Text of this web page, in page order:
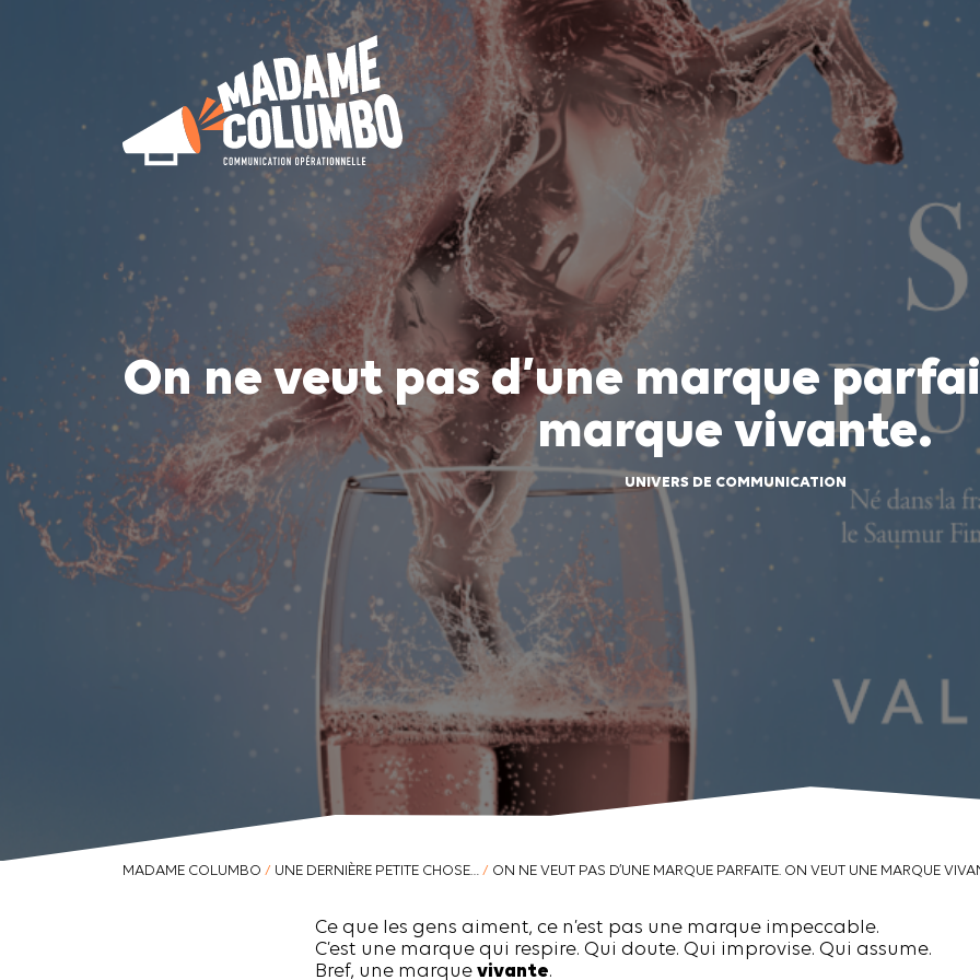
On ne veut pas d’une marque
marque vivante.
UNIVERS DE COMMUNICATION
MADAME COLUMBO / UNE DERNIÈRE PETITE CHOSE… / ON NE VEUT PAS D’UNE MARQUE PARFAITE. ON VEUT UNE MARQUE
Ce que les gens aiment, ce n’est pas une marque impeccable.
C’est une marque qui respire. Qui doute. Qui improvise. Qui assume.
Bref, une marque vivante.